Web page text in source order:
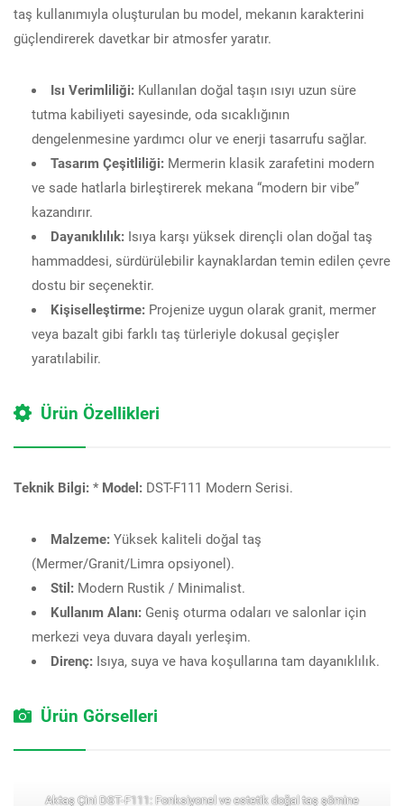
taş kullanımıyla oluşturulan bu model, mekanın karakterini
güçlendirerek davetkar bir atmosfer yaratır.
Isı Verimliliği: Kullanılan doğal taşın ısıyı uzun süre
tutma kabiliyeti sayesinde, oda sıcaklığının
dengelenmesine yardımcı olur ve enerji tasarrufu sağlar.
Tasarım Çeşitliliği: Mermerin klasik zarafetini modern
ve sade hatlarla birleştirerek mekana “modern bir vibe”
kazandırır.
Dayanıklılık: Isıya karşı yüksek dirençli olan doğal taş
hammaddesi, sürdürülebilir kaynaklardan temin edilen çevre
dostu bir seçenektir.
Kişiselleştirme: Projenize uygun olarak granit, mermer
veya bazalt gibi farklı taş türleriyle dokusal geçişler
yaratılabilir.
Ürün Özellikleri
Teknik Bilgi: * Model: DST-F111 Modern Serisi.
Malzeme: Yüksek kaliteli doğal taş
(Mermer/Granit/Limra opsiyonel).
Stil: Modern Rustik / Minimalist.
Kullanım Alanı: Geniş oturma odaları ve salonlar için
merkezi veya duvara dayalı yerleşim.
Direnç: Isıya, suya ve hava koşullarına tam dayanıklılık.
Ürün Görselleri
Aktaş Çini DST-F111: Fonksiyonel ve estetik doğal taş şömine